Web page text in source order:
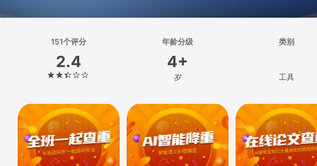
Vision
Watch
151个评分
2.4
年龄分级
4+
岁
类别
工具